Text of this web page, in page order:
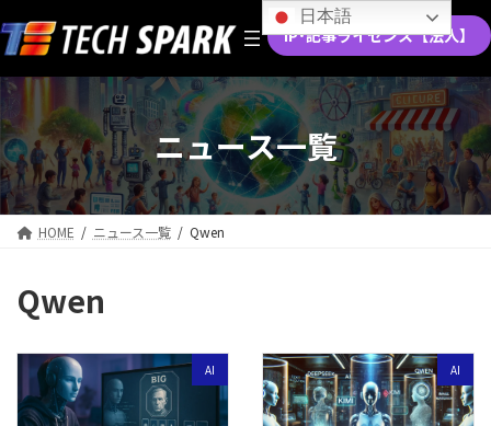
ン
テ
ン
ツ
へ
ス
キ
ッ
プ
ビ
ゲ
ー
シ
ョ
ン
に
移
動
IP･記事ライセンス【法人】
ニュース一覧
HOME ニュース一覧 Qwen
Qwen
AI AI
日本語